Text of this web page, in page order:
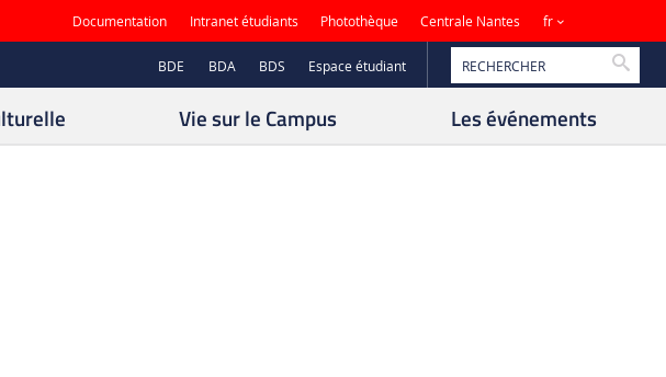
Documentation Intranet étudiants Photothèque Centrale Nantes fr
BDE BDA BDS Espace étudiant
Vie sur le Campus Les événements